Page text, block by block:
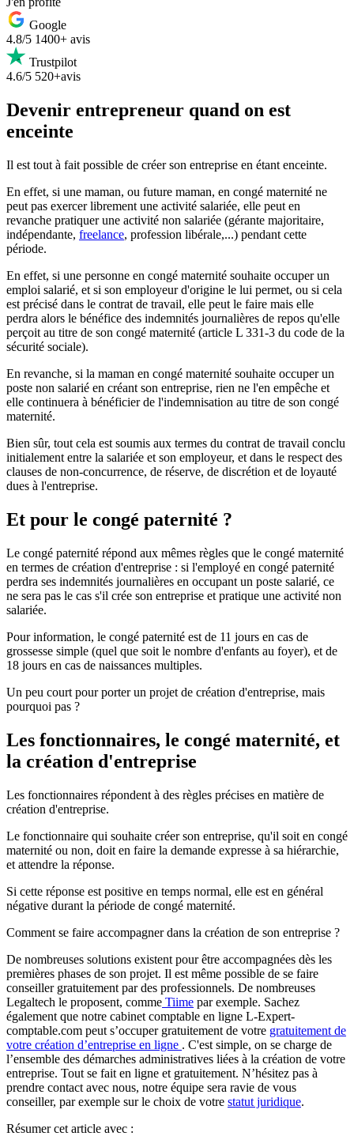
Google
4.8/5 1400+ avis
Trustpilot
4.6/5 520+avis
Devenir entrepreneur quand on est
enceinte
Il est tout à fait possible de créer son entreprise en étant enceinte.
En effet, si une maman, ou future maman, en congé maternité ne
peut pas exercer librement une activité salariée, elle peut en
revanche pratiquer une activité non salariée (gérante majoritaire,
indépendante, freelance, profession libérale,...) pendant cette
période.
En effet, si une personne en congé maternité souhaite occuper un
emploi salarié, et si son employeur d'origine le lui permet, ou si cela
est précisé dans le contrat de travail, elle peut le faire mais elle
perdra alors le bénéfice des indemnités journalières de repos qu'elle
perçoit au titre de son congé maternité (article L 331-3 du code de la
sécurité sociale).
En revanche, si la maman en congé maternité souhaite occuper un
poste non salarié en créant son entreprise, rien ne l'en empêche et
elle continuera à bénéficier de l'indemnisation au titre de son congé
maternité.
Bien sûr, tout cela est soumis aux termes du contrat de travail conclu
initialement entre la salariée et son employeur, et dans le respect des
clauses de non-concurrence, de réserve, de discrétion et de loyauté
dues à l'entreprise.
Et pour le congé paternité ?
Le congé paternité répond aux mêmes règles que le congé maternité
en termes de création d'entreprise : si l'employé en congé paternité
perdra ses indemnités journalières en occupant un poste salarié, ce
ne sera pas le cas s'il crée son entreprise et pratique une activité non
salariée.
Pour information, le congé paternité est de 11 jours en cas de
grossesse simple (quel que soit le nombre d'enfants au foyer), et de
18 jours en cas de naissances multiples.
Un peu court pour porter un projet de création d'entreprise, mais
pourquoi pas ?
Les fonctionnaires, le congé maternité, et
la création d'entreprise
Les fonctionnaires répondent à des règles précises en matière de
création d'entreprise.
Le fonctionnaire qui souhaite créer son entreprise, qu'il soit en congé
maternité ou non, doit en faire la demande expresse à sa hiérarchie,
et attendre la réponse.
Si cette réponse est positive en temps normal, elle est en général
négative durant la période de congé maternité.
Comment se faire accompagner dans la création de son entreprise ?
De nombreuses solutions existent pour être accompagnées dès les
premières phases de son projet. Il est même possible de se faire
conseiller gratuitement par des professionnels. De nombreuses
Legaltech le proposent, comme Tiime par exemple. Sachez
également que notre cabinet comptable en ligne L-Expert-
comptable.com peut s’occuper gratuitement de votre gratuitement de
votre création d’entreprise en ligne . C'est simple, on se charge de
l’ensemble des démarches administratives liées à la création de votre
entreprise. Tout se fait en ligne et gratuitement. N’hésitez pas à
prendre contact avec nous, notre équipe sera ravie de vous
conseiller, par exemple sur le choix de votre statut juridique.
Résumercet article avec :